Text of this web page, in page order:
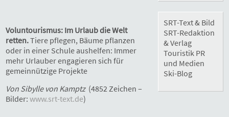
Voluntourismus: Im Urlaub die Welt
retten.Tiere pflegen, Bäume pflanzen
oder in einer Schule aushelfen: Immer
mehr Urlauber engagieren sich für
gemeinnützige Projekte
Von Sibylle von Kamptz (4852 Zeichen –
Bilder: www.srt-text.de)
SRT-Text & Bild
SRT-Redaktion
& Verlag
Touristik PR
und Medien
Ski-Blog